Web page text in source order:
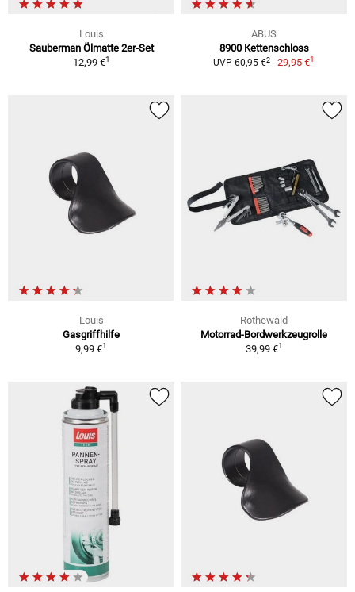
Louis
Sauberman Ölmatte 2er-Set
12,99 €1
ABUS
8900 Kettenschloss
UVP 60,95 €2 29,95 €1
Louis
Gasgriffhilfe
9,99 €1
Rothewald
Motorrad-Bordwerkzeugrolle
39,99 €1